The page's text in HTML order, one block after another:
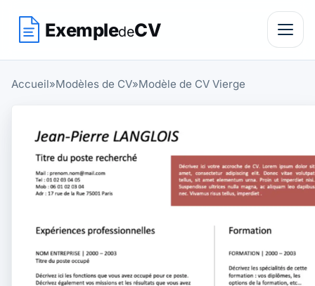
ExempledeCV
Accueil»Modèles de CV»Modèle de CV Vierge